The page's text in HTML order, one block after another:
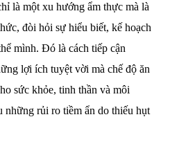
là một xu hướng ẩm thực mà là
đòi hỏi sự hiểu biết, kế hoạch
mình. Đó là cách tiếp cận
lợi ích tuyệt vời mà chế độ ăn
sức khỏe, tinh thần và môi
những rủi ro tiềm ẩn do thiếu hụt